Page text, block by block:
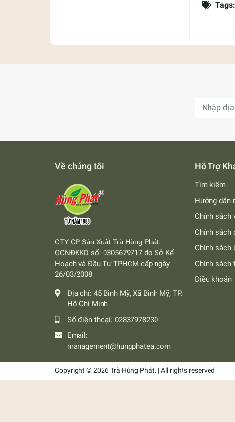
Tags:
Về chúng tôi
CTY CP Sản Xuất Trà Hùng Phát.
GCNĐKKD số: 0305679717 do Sở Kế
Hoạch và Đầu Tư TPHCM cấp ngày
26/03/2008
Địa chỉ: 45 Bình Mỹ, Xã Bình Mỹ, TP.
Hồ Chí Minh
Số điện thoại: 02837978230
Email:
management@hungphatea.com
Hỗ Trợ
Tìm kiếm
Hướng dẫn
Chính sách
Chính sách
Chính sách
Chính sách
Điều khoản
Copyright © 2026 Trà Hùng Phát. | All rights reserved